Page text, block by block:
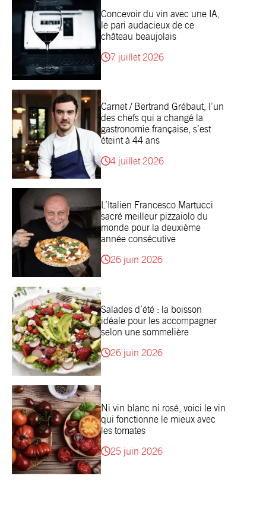
Concevoir du vin avec une IA,
le pari audacieux de ce
château beaujolais
7 juillet 2026
Carnet / Bertrand Grébaut, l’un
des chefs qui a changé la
gastronomie française, s’est
éteint à 44 ans
4 juillet 2026
L’Italien Francesco Martucci
sacré meilleur pizzaiolo du
monde pour la deuxième
année consécutive
26 juin 2026
Salades d’été : la boisson
idéale pour les accompagner
selon une sommelière
26 juin 2026
Ni vin blanc ni rosé, voici le vin
qui fonctionne le mieux avec
les tomates
25 juin 2026